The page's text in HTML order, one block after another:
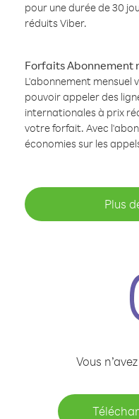
pour une durée de 30
réduits Viber.
Forfaits Abonnement
L'abonnement mensuel
pouvoir appeler des
internationales à prix
votre forfait. Avec
économies sur les
Plus
Vous